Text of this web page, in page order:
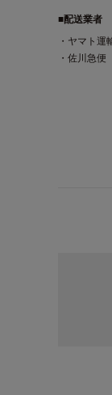
■配送業者
・ヤマト運
・佐川急便